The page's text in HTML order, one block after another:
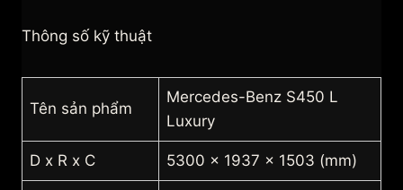
Thông số kỹ thuật
Tên sản phẩm
Mercedes-Benz S450 L
Luxury
D x R x C 5300 x 1937 x 1503 (mm)